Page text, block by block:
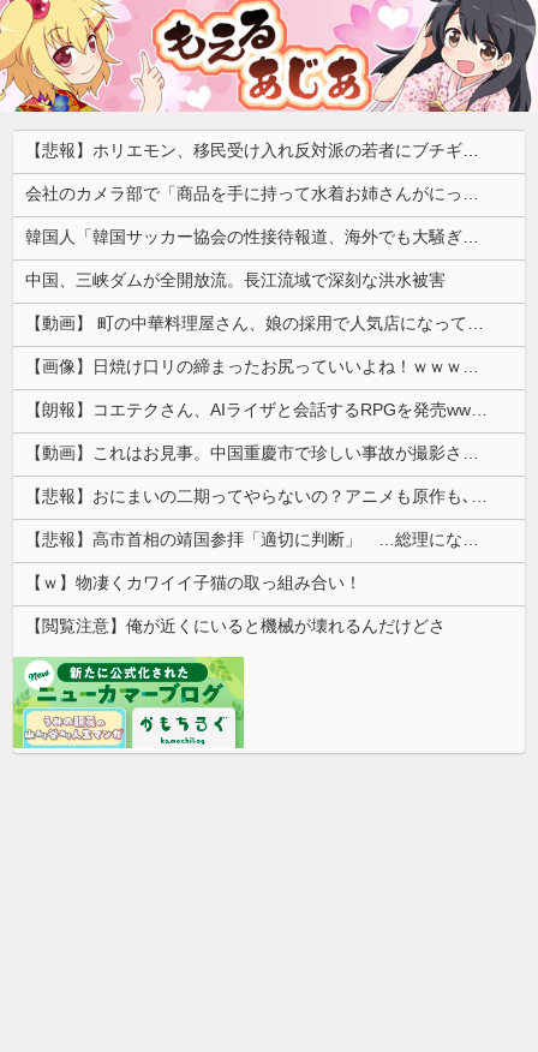
【悲報】ホリエモン、移民受け入れ反対派の若者にブチギレ「差別するなんて最低だ！」 → スタジオ誰も反論できず沈黙 ………
会社のカメラ部で「商品を手に持って水着お姉さんがにっこり」を撮影、だがお姉さんは素人アルバイトで親バレした結果……
韓国人「韓国サッカー協会の性接待報道、海外でも大騒ぎに・・・2002年W杯4強の記録取り消しの声も」→「マジで国の恥だ」「2002年まで疑う価値...
中国、三峡ダムが全開放流。長江流域で深刻な洪水被害
【動画】 町の中華料理屋さん、娘の採用で人気店になってしまう
【画像】日焼け口リの締まったお尻っていいよね！ｗｗｗｗｗ
【朗報】コエテクさん、AIライザと会話するRPGを発売wwwwwwwwwwww
【動画】これはお見事。中国重慶市で珍しい事故が撮影される。
【悲報】おにまいの二期ってやらないの？アニメも原作も､外人からも人気あったのに
【悲報】高市首相の靖国参拝「適切に判断」 …総理になる前の昨年は参拝
【ｗ】物凄くカワイイ子猫の取っ組み合い！
【閲覧注意】俺が近くにいると機械が壊れるんだけどさ